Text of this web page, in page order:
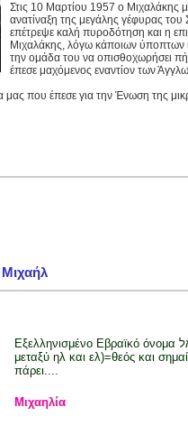
Στις 10 Μαρτίου 1957 ο Μιχαλάκης
ανατίναξη της μεγάλης γέφυρας
επέτρεψε καλή πυροδότηση και η
Μιχαλάκης, λόγω κάποιων ύποπτων
την ομάδα του να οπισθοχωρήσει
έπεσε μαχόμενος εναντίον των
μας που έπεσε για την Ένωση της
Μιχαήλ
Εξελληνισμένο Εβραϊκό όνομα מיכאל από τα (μι)=ποιος; (χα)=σαν και (κάτι
μεταξύ ηλ και ελ)=θεός και
πάρει....
Μιχαηλία